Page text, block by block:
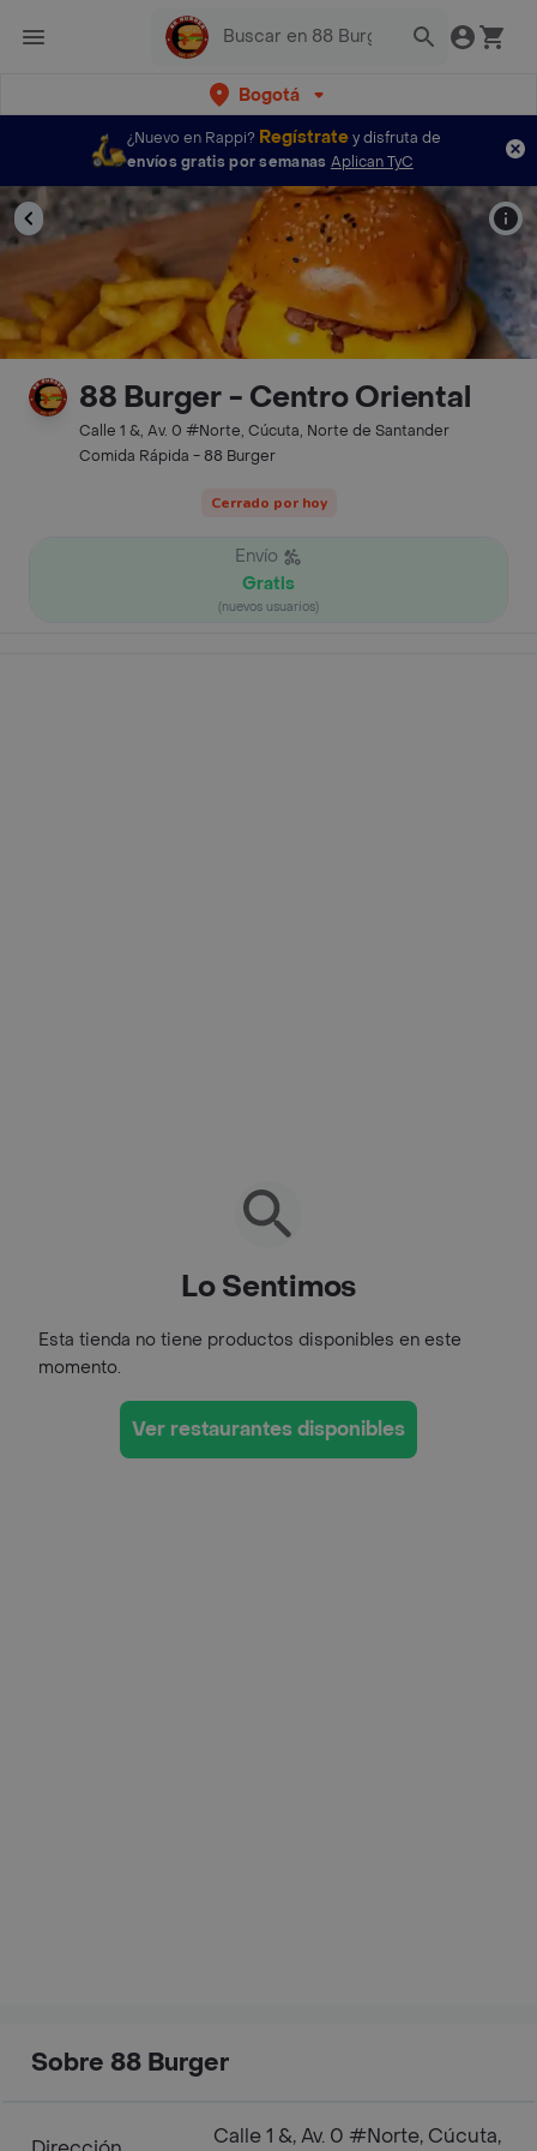
Bogotá
¿Nuevo en Rappi? Regístratey disfruta de
envíos gratis por semanas Aplican TyC
88 Burger - Centro Oriental
Calle 1 &, Av. 0 #Norte, Cúcuta, Norte de Santander
Comida Rápida - 88 Burger
Cerrado por hoy
Envío
Gratis
(nuevos usuarios)
Lo Sentimos
Esta tienda no tiene productos disponibles en este
momento.
Ver restaurantes disponibles
Sobre 88 Burger
Calle 1 &, Av. 0 #Norte, Cúcuta,